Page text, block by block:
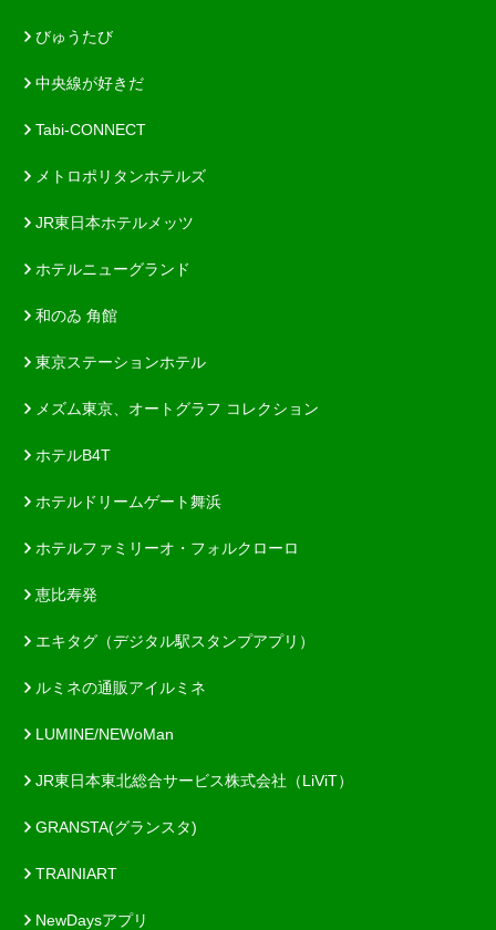
びゅうたび
中央線が好きだ
Tabi-CONNECT
メトロポリタンホテルズ
JR東日本ホテルメッツ
ホテルニューグランド
和のゐ 角館
東京ステーションホテル
メズム東京、オートグラフ コレクション
ホテルB4T
ホテルドリームゲート舞浜
ホテルファミリーオ・フォルクローロ
恵比寿発
エキタグ（デジタル駅スタンプアプリ）
ルミネの通販アイルミネ
LUMINE/NEWoMan
JR東日本東北総合サービス株式会社（LiViT）
GRANSTA(グランスタ)
TRAINIART
NewDaysアプリ